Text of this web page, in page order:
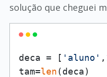
solução que cheguei
deca = [ 'aluno' ,
tam=len(deca)